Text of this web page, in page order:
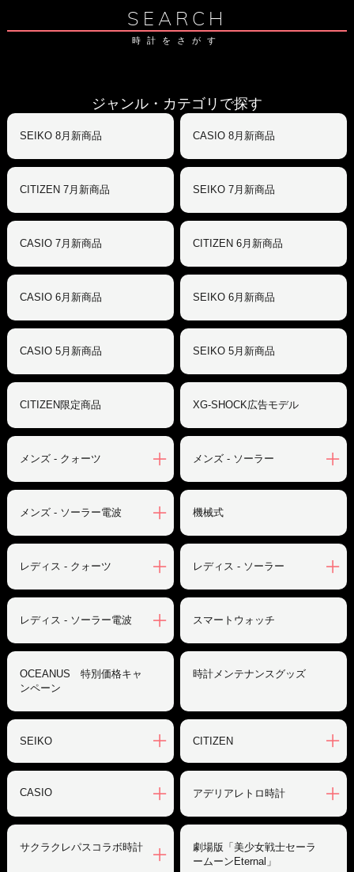
SEARCH
時計をさがす
ジャンル・カテゴリで探す
SEIKO 8月新商品 CASIO 8月新商品
CITIZEN 7月新商品 SEIKO 7月新商品
CASIO 7月新商品 CITIZEN 6月新商品
CASIO 6月新商品 SEIKO 6月新商品
CASIO 5月新商品 SEIKO 5月新商品
CITIZEN限定商品 XG-SHOCK広告モデル
メンズ - クォーツ メンズ - ソーラー
メンズ - ソーラー電波 機械式
レディス - クォーツ レディス - ソーラー
レディス - ソーラー電波 スマートウォッチ
OCEANUS 特別価格キャ
ンペーン
時計メンテナンスグッズ
SEIKO CITIZEN
CASIO アデリアレトロ時計
サクラクレパスコラボ時計
劇場版「美少女戦士セーラ
ームーンEternal」